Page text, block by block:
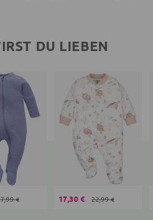
DU LIEBEN
€ 17,30 € 22,99 €